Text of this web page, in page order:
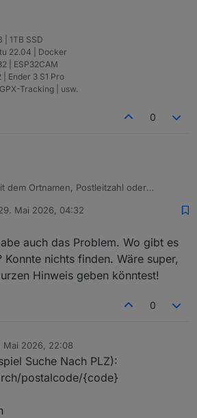
| 1TB SSD
22.04 | Docker
| ESP32CAM
Ender 3 S1 Pro
Tracking | usw.
0
dem Ortnamen, Postleitzahl oder
Suchfunktionen.
Mai 2026, 04:32
von
auch das Problem. Wo gibt es
Konnte nichts finden. Wäre super,
Hinweis geben könntest!
0
Mai 2026, 22:08
Suche Nach PLZ):
postalcode/{code}